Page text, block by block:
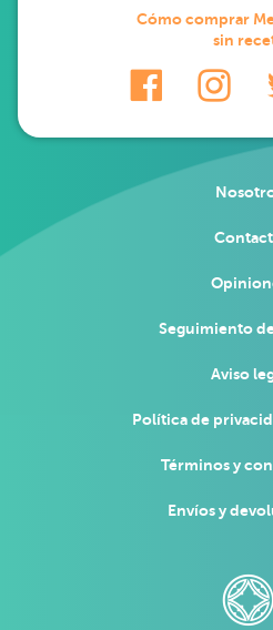
Cómo comprar
sin
Seguimiento
Aviso
Política de
Términos y
Envíos y